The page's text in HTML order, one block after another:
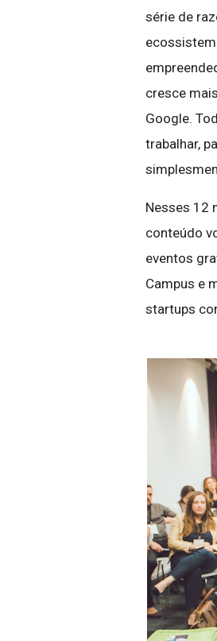
série de
cresce
Google.
trabalhar,
Nesses 12
conteúdo
eventos
Campus e
startups